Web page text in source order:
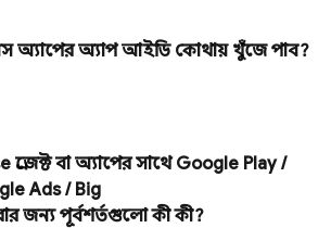
অ্যাপের অ্যাপ আইডি কোথায় খুঁজে পাব?
বা অ্যাপের সাথেGoogle Play /
Ads / Big
জন্য পূর্বশর্তগুলো কী কী?